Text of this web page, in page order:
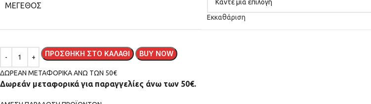
ΜΈΓΕΘΟΣ
Εκκαθάριση
ΠΡΟΣΘΉΚΗ ΣΤΟ ΚΑΛΆΘΙ BUY NOW
ΔΩΡΕΑΝ ΜΕΤΑΦΟΡΙΚΑ ΑΝΩ ΤΩΝ 50€
Δωρεάν μεταφορικά για παραγγελίες άνω των 50€.